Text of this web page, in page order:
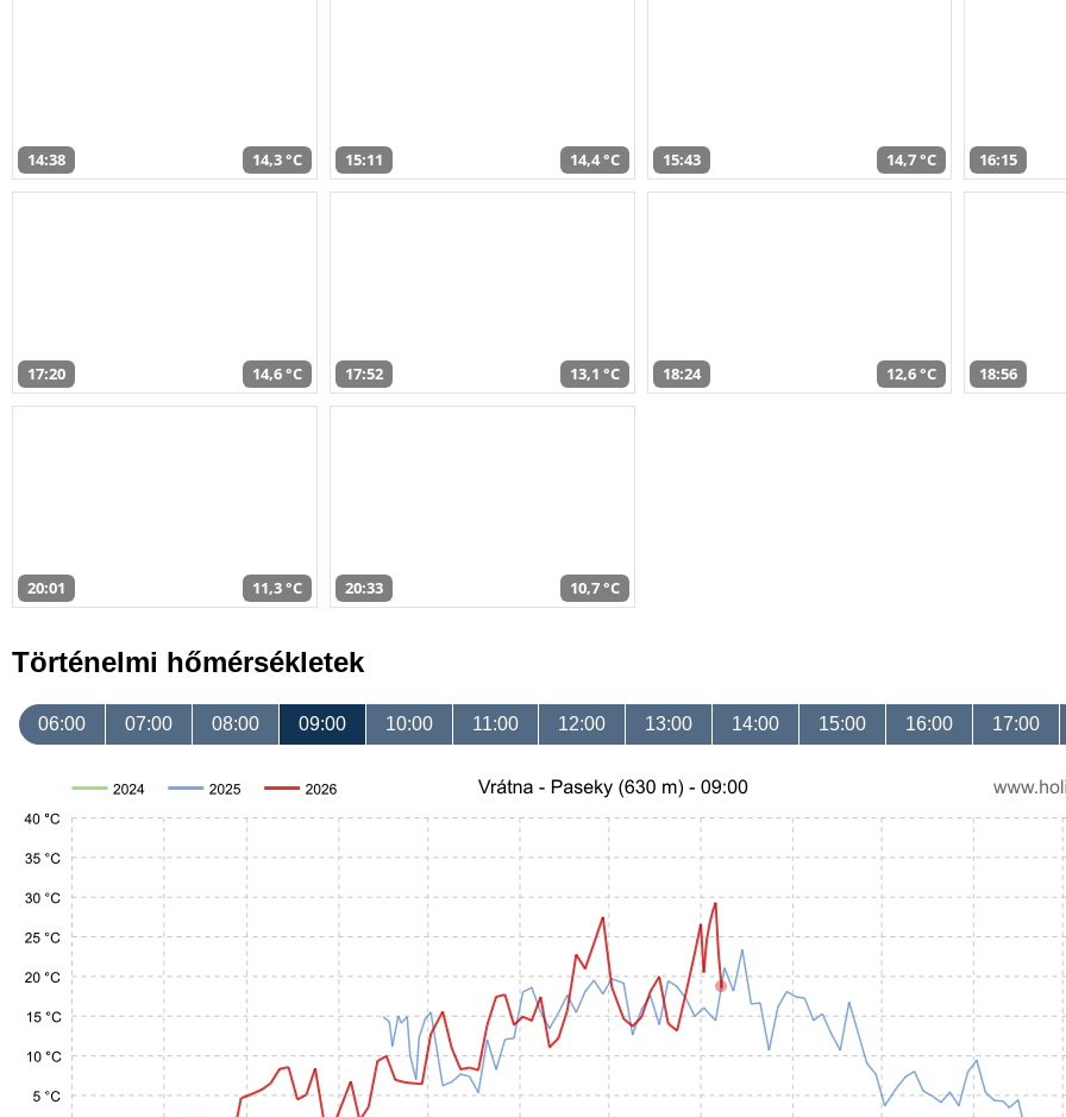
14:38 14,3 °C 15:11 14,4 °C 15:43 14,7 °C 16:15
17:20 14,6 °C 17:52 13,1 °C 18:24 12,6 °C 18:56
20:01 11,3 °C 20:33 10,7 °C
Történelmi hőmérsékletek
06:00 07:00 08:00 09:00 10:00 11:00 12:00 13:00 14:00 15:00 16:00 17:00